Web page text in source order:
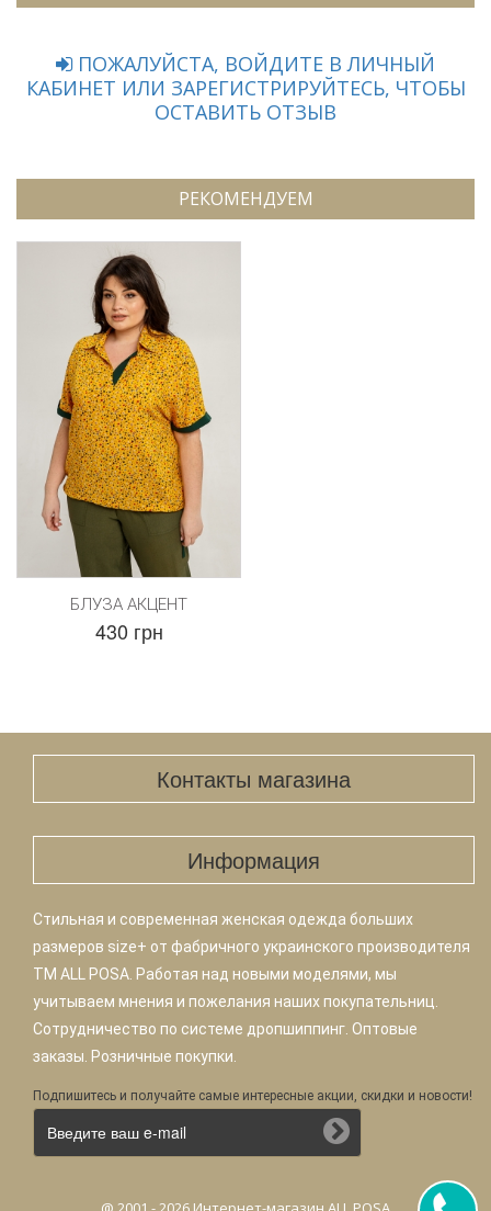
ПОЖАЛУЙСТА, ВОЙДИТЕ В ЛИЧНЫЙ
КАБИНЕТ ИЛИ ЗАРЕГИСТРИРУЙТЕСЬ, ЧТОБЫ
ОСТАВИТЬ ОТЗЫВ
РЕКОМЕНДУЕМ
БЛУЗА АКЦЕНТ
430 грн
Контакты магазина
Информация
Стильная и современная женская одежда больших
размеров size+ от фабричного украинского производителя
TM ALL POSA. Работая над новыми моделями, мы
учитываем мнения и пожелания наших покупательниц.
Сотрудничество по системе дропшиппинг. Оптовые
заказы. Розничные покупки.
Подпишитесь и получайте самые интересные акции, скидки и новости!